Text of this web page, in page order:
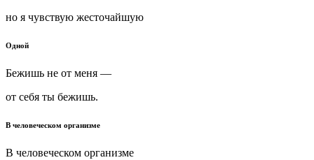
но я чувствую жесточайшую
Одной
Бежишь не от меня —
от себя ты бежишь.
В человеческом организме
В человеческом организме